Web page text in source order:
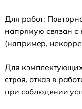
Для работ:
напрямую связан с
(например,
Для
строя, отказ в
при соблюдении